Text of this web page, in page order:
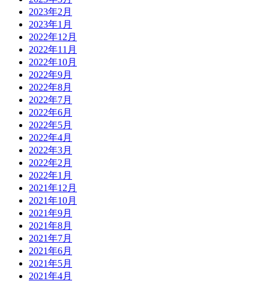
2023年2月
2023年1月
2022年12月
2022年11月
2022年10月
2022年9月
2022年8月
2022年7月
2022年6月
2022年5月
2022年4月
2022年3月
2022年2月
2022年1月
2021年12月
2021年10月
2021年9月
2021年8月
2021年7月
2021年6月
2021年5月
2021年4月